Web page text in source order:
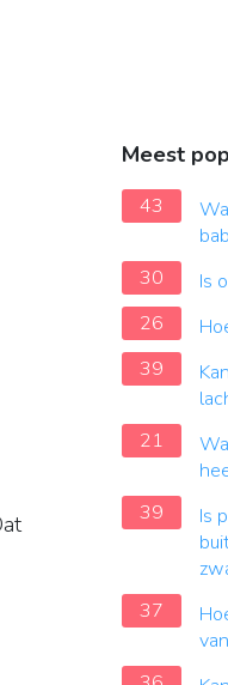
Meest
43
30
Is
26
39
21
39
Is
37